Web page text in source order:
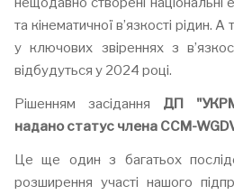
та кінематичної в’язкості рідин.
у ключових звіреннях з
відбудуться у 2024 році.
Рішенням засідання ДП
надано статус члена CCM-
Це ще один з багатьох
розширення участі нашого